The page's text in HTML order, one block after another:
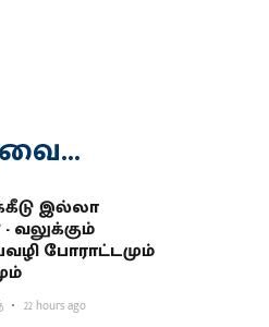
இல்லா
போராட்டமும்
22 hours ago